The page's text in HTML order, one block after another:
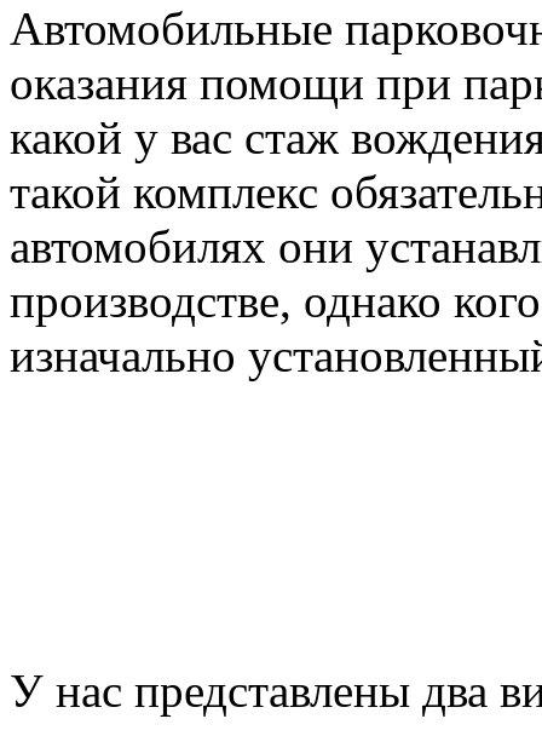
Автомобильные
оказания помощи при
какой у вас стаж
такой комплекс
автомобилях они
производстве, однако
изначально
У нас представлены два